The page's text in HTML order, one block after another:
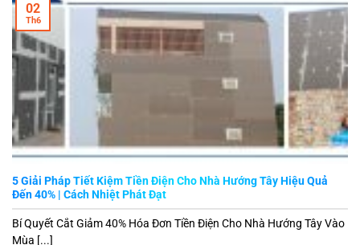
5 Giải Pháp Tiết Kiệm Tiền Điện Cho Nhà Hướng Tây Hiệu Quả
Đến 40% | Cách Nhiệt Phát Đạt
Bí Quyết Cắt Giảm 40% Hóa Đơn Tiền Điện Cho Nhà Hướng Tây Vào
Mùa [...]
02
Th6